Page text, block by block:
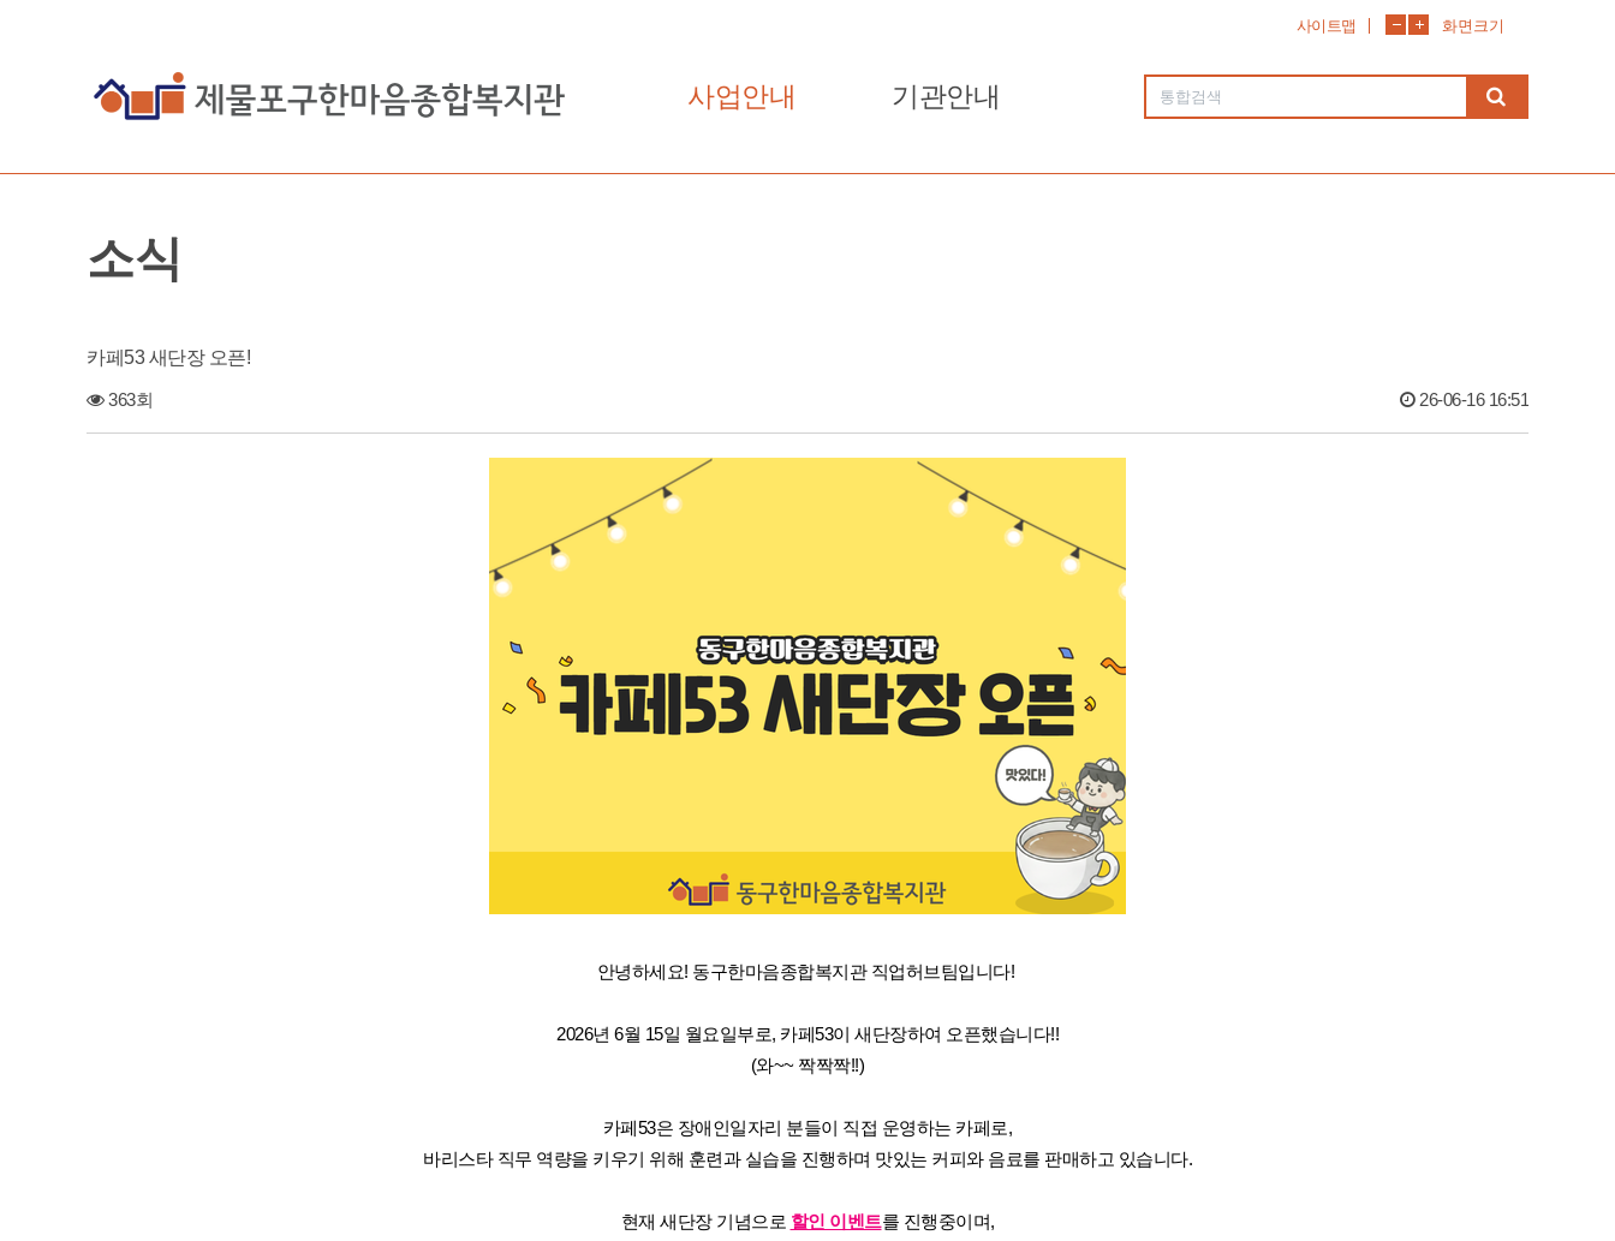
사이트맵 화면크기
사업안내 기관안내
소식
카페53 새단장 오픈!
363회 26-06-16 16:51
안녕하세요! 동구한마음종합복지관 직업허브팀입니다!
2026년 6월 15일 월요일부로, 카페53이 새단장하여 오픈했습니다!!
(와~~ 짝짝짝!!)
카페53은 장애인일자리 분들이 직접 운영하는 카페로,
바리스타 직무 역량을 키우기 위해 훈련과 실습을 진행하며 맛있는 커피와 음료를 판매하고 있습니다.
현재 새단장 기념으로 할인 이벤트를 진행중이며,